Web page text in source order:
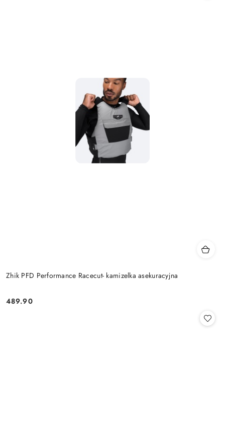
Zhik PFD Performance Racecut- kamizelka asekuracyjna
Cena:
489.90